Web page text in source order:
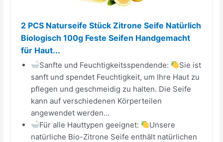
2 PCS Naturseife Stück Zitrone Seife Natürlich
Biologisch 100g Feste Seifen Handgemacht
für Haut...
Sanfte und Feuchtigkeitsspendende:
Sie ist
sanft und spendet Feuchtigkeit, um Ihre Haut zu
pflegen und geschmeidig zu halten. Die Seife
kann auf verschiedenen Körperteilen
angewendet werden...
Für alle Hauttypen geeignet:
Unsere
natürliche Bio-Zitrone Seife enthält natürlichen